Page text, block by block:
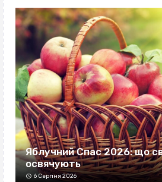
Яблучний Спас 2026: що
освячують
6 Серпня 2026